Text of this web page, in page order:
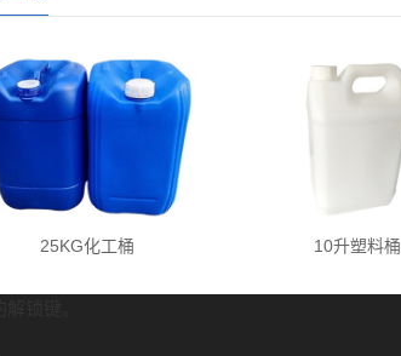
25KG化工桶 10升塑料桶